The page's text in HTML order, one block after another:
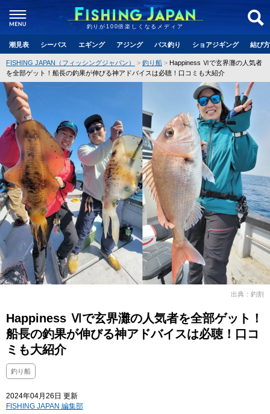
釣りが100倍楽しくなるメディア
潮見表 シーバス エギング アジング バス釣り ショアジギング 結び
FISHING JAPAN（フィッシングジャパン） 釣り船
Happiness Ⅵで玄界灘の人気者
を全部ゲット！船長の釣果が伸びる神アドバイスは必聴！口コミも大紹介
出典：釣割
Happiness Ⅵで玄界灘の人気者を全部ゲット！
船長の釣果が伸びる神アドバイスは必聴！口コ
ミも大紹介
釣り船
2024年04月26日 更新
FISHING JAPAN 編集部